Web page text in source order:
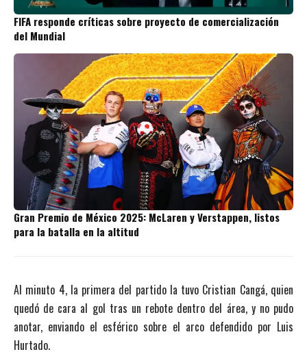
FIFA responde críticas sobre proyecto de comercialización
del Mundial
Gran Premio de México 2025: McLaren y Verstappen, listos
para la batalla en la altitud
Al minuto 4, la primera del partido la tuvo Cristian Cangá, quien
quedó de cara al gol tras un rebote dentro del área, y no pudo
anotar, enviando el esférico sobre el arco defendido por Luis
Hurtado.